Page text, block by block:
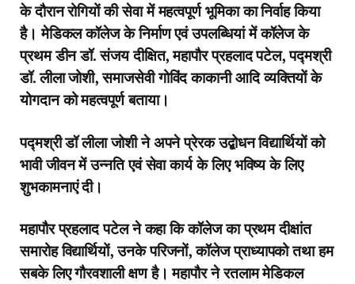
के दौरान रोगियों की सेवा में महत्वपूर्ण भूमिका का निर्वाह किया
है। मेडिकल कॉलेज के निर्माण एवं उपलब्धियां में कॉलेज के
प्रथम डीन डॉ. संजय दीक्षित, महापौर प्रहलाद पटेल, पद्मश्री
डॉ. लीला जोशी, समाजसेवी गोविंद काकानी आदि व्यक्तियों के
योगदान को महत्वपूर्ण बताया।
पद्मश्री डॉ लीला जोशी ने अपने प्रेरक उद्बोधन विद्यार्थियों को
भावी जीवन में उन्नति एवं सेवा कार्य के लिए भविष्य के लिए
शुभकामनाएं दी।
महापौर प्रहलाद पटेल ने कहा कि कॉलेज का प्रथम दीक्षांत
समारोह विद्यार्थियों, उनके परिजनों, कॉलेज प्राध्यापको तथा हम
सबके लिए गौरवशाली क्षण है। महापौर ने रतलाम मेडिकल